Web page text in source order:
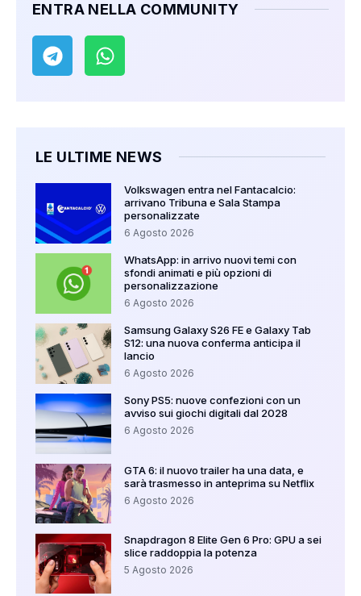
ENTRA NELLA COMMUNITY
LE ULTIME NEWS
Volkswagen entra nel Fantacalcio:
arrivano Tribuna e Sala Stampa
personalizzate
6 Agosto 2026
WhatsApp: in arrivo nuovi temi con
sfondi animati e più opzioni di
personalizzazione
6 Agosto 2026
Samsung Galaxy S26 FE e Galaxy Tab
S12: una nuova conferma anticipa il
lancio
6 Agosto 2026
Sony PS5: nuove confezioni con un
avviso sui giochi digitali dal 2028
6 Agosto 2026
GTA 6: il nuovo trailer ha una data, e
sarà trasmesso in anteprima su Netflix
6 Agosto 2026
Snapdragon 8 Elite Gen 6 Pro: GPU a sei
slice raddoppia la potenza
5 Agosto 2026